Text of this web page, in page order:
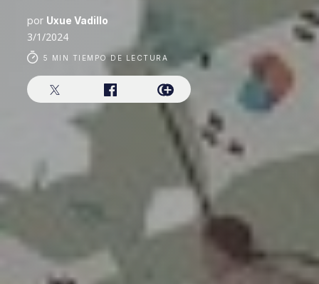
por Uxue Vadillo
3/1/2024
5 MIN TIEMPO DE LECTURA